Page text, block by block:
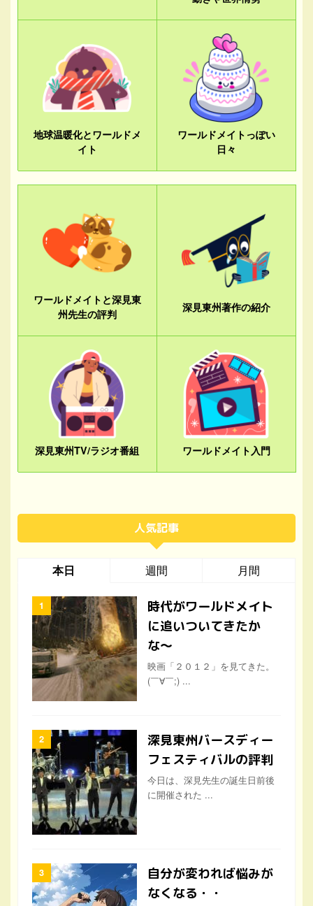
地球温暖化とワールドメ
イト
ワールドメイトっぽい
日々
ワールドメイトと深見東
州先生の評判
深見東州著作の紹介
深見東州TV/ラジオ番組 ワールドメイト入門
人気記事
本日 週間 月間
時代がワールドメイト
に追いついてきたか
な〜
映画「２０１２」を見てきた。
(￣∀￣;) ...
深見東州バースディー
フェスティバルの評判
今日は、深見先生の誕生日前後
に開催された ...
自分が変われば悩みが
なくなる・・